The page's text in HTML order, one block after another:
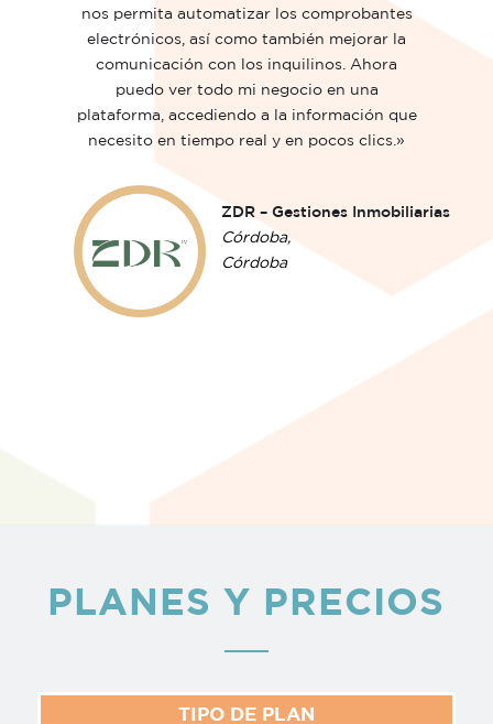
nos permita automatizar los comprobantes
electrónicos, así como también mejorar la
comunicación con los inquilinos. Ahora
puedo ver todo mi negocio en una
plataforma, accediendo a la información que
necesito en tiempo real y en pocos clics.»
ZDR – Gestiones Inmobiliarias
Córdoba,
Córdoba
PLANES Y PRECIOS
TIPO DE PLAN